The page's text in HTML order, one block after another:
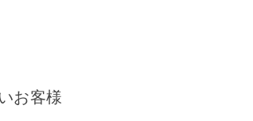
お客様